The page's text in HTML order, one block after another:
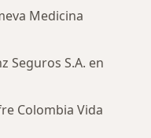
Medicina
Seguros S.A. en
Colombia Vida